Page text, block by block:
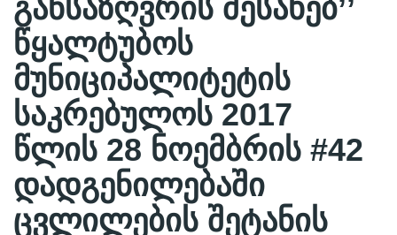
განსაზღვრის შესახებ’’
წყალტუბოს
მუნიციპალიტეტის
საკრებულოს 2017
წლის 28 ნოემბრის #42
დადგენილებაში
ცვლილების შეტანის